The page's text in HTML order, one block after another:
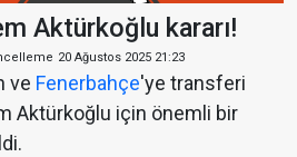
Aktürkoğlu kararı!
20 Ağustos 2025 21:23
ve Fenerbahçe'ye transferi
Aktürkoğlu için önemli bir